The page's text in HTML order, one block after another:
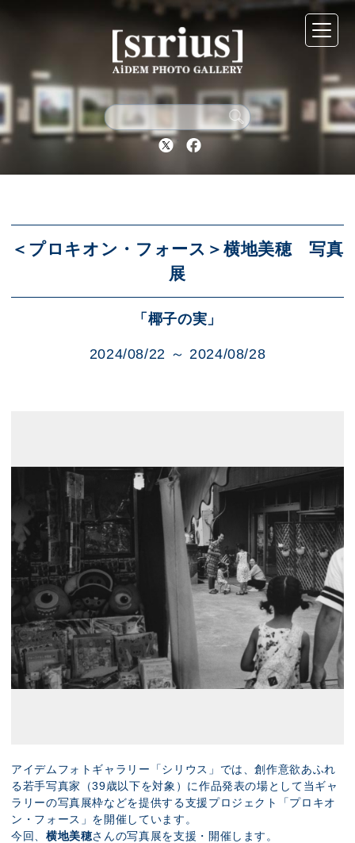
Twitter Facebook
＜プロキオン・フォース＞横地美穂 写真
展
「椰子の実」
2024/08/22 ～ 2024/08/28
アイデムフォトギャラリー「シリウス」では、創作意欲あふれ
る若手写真家（39歳以下を対象）に作品発表の場として当ギャ
ラリーの写真展枠などを提供する支援プロジェクト「プロキオ
ン・フォース」を開催しています。
今回、 横地美穂さんの写真展を支援・開催します。
シリウスについて
展示スケジュール
アクセス
ブログ
展示のお申し込み